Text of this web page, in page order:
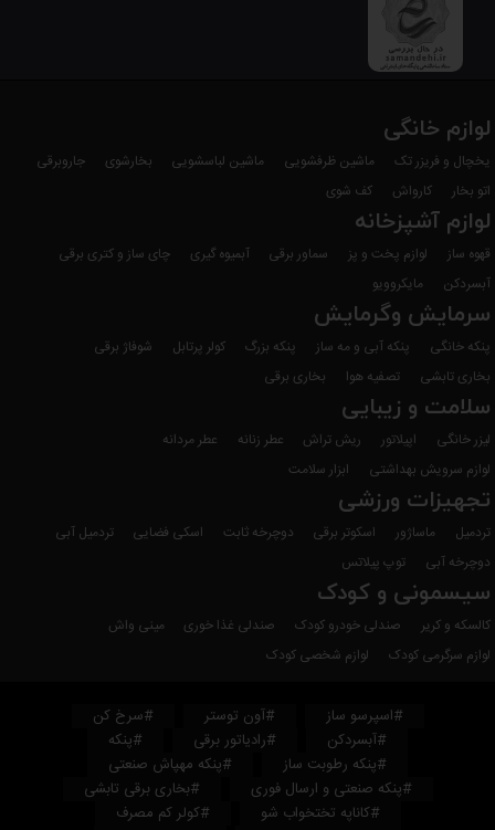
لوازم خانگی
یخچال و فریزر تک ماشین ظرفشویی ماشین لباسشویی بخارشوی
جاروبرقی
اتو بخار
کارواش کف شوی
لوازم آشپزخانه
قهوه ساز لوازم پخت و پز سماور برقی آبمیوه گیری
چای ساز و کتری برقی
آبسردکن
مایکروویو
سرمایش وگرمایش
پنکه خانگی پنکه آبی و مه ساز پنکه بزرگ کولر پرتابل
شوفاژ برقی
بخاری تابشی
تصفیه هوا بخاری برقی
سلامت و زیبایی
لیزر خانگی اپیلاتور ریش تراش عطر زنانه
عطر مردانه
لوازم سرویش بهداشتی
ابزار سلامت
تجهیزات ورزشی
تردمیل ماساژور اسکوتر برقی دوچرخه ثابت اسکی فضایی
تردمیل آبی
دوچرخه آبی
توپ پیلاتس
سیسمونی و کودک
کالسکه و کریر صندلی خودرو کودک صندلی غذا خوری
مینی واش
لوازم سرگرمی کودک
لوازم شخصی کودک
#اسپرسو ساز #آون توستر
#سرخ کن
#آبسردکن
#رادیاتور برقی
#پنکه
#پنکه رطوبت ساز
#پنکه مهپاش صنعتی
#پنکه صنعتی و ارسال فوری
#بخاری برقی تابشی
#کاناپه تختخواب شو
#کولر کم مصرف